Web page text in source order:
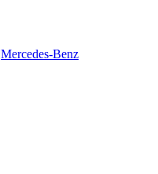
Mercedes-Benz